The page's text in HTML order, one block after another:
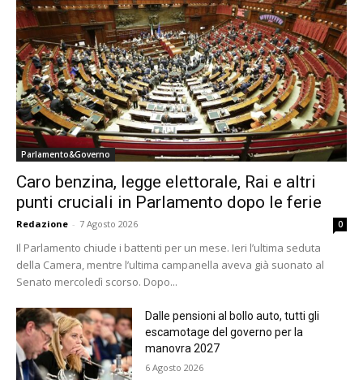
Parlamento&Governo
Caro benzina, legge elettorale, Rai e altri
punti cruciali in Parlamento dopo le ferie
Redazione - 7 Agosto 2026 0
Il Parlamento chiude i battenti per un mese. Ieri l’ultima seduta
della Camera, mentre l’ultima campanella aveva già suonato al
Senato mercoledì scorso. Dopo...
Dalle pensioni al bollo auto, tutti gli
escamotage del governo per la
manovra 2027
6 Agosto 2026